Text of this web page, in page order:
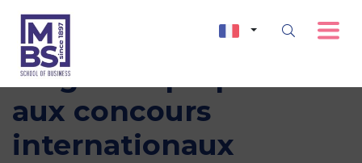
Stages de préparation
aux concours
internationaux